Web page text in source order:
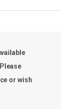
or wish